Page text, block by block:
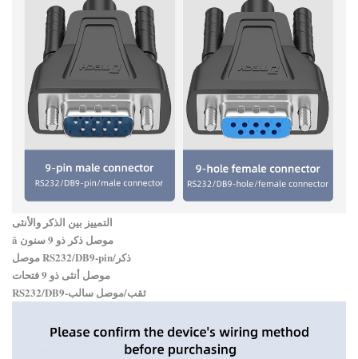
التمييز بين الذكر والأنثى
â موصل ذكر ذو 9 سنون
موصل RS232/DB9-pin/ذكر
موصل أنثى ذو 9 فتحات
RS232/DB9-ثقب/موصل سالب